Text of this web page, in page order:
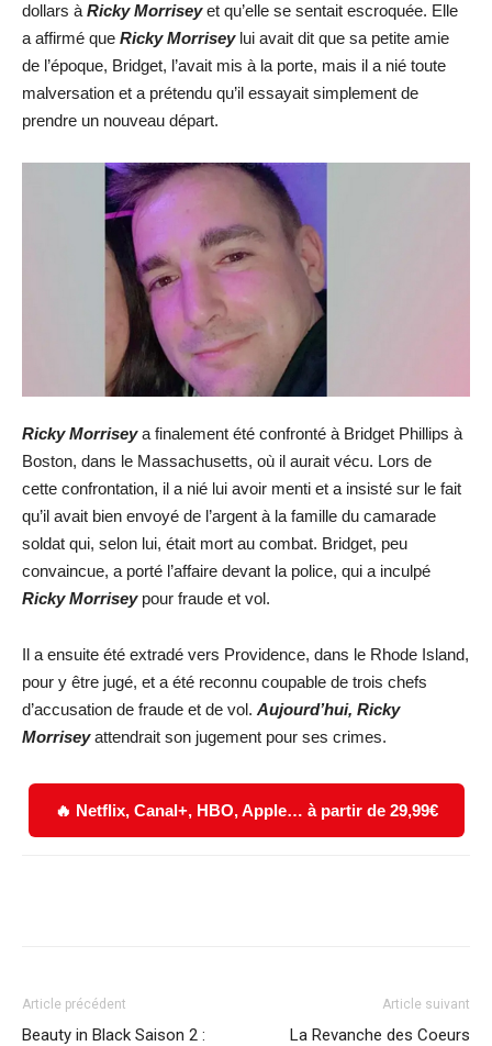
dollars à Ricky Morriseyet qu’elle se sentait escroquée. Elle
a affirmé que Ricky Morriseylui avait dit que sa petite amie
de l’époque, Bridget, l’avait mis à la porte, mais il a nié toute
malversation et a prétendu qu’il essayait simplement de
prendre un nouveau départ.
Ricky Morriseya finalement été confronté à Bridget Phillips à
Boston, dans le Massachusetts, où il aurait vécu. Lors de
cette confrontation, il a nié lui avoir menti et a insisté sur le fait
qu’il avait bien envoyé de l’argent à la famille du camarade
soldat qui, selon lui, était mort au combat. Bridget, peu
convaincue, a porté l’affaire devant la police, qui a inculpé
Ricky Morriseypour fraude et vol.
Il a ensuite été extradé vers Providence, dans le Rhode Island,
pour y être jugé, et a été reconnu coupable de trois chefs
d’accusation de fraude et de vol. Aujourd’hui, Ricky
Morriseyattendrait son jugement pour ses crimes.
🔥 Netflix, Canal+, HBO, Apple… à partir de 29,99€
Article précédent
Beauty in Black Saison 2 :
Article suivant
La Revanche des Coeurs